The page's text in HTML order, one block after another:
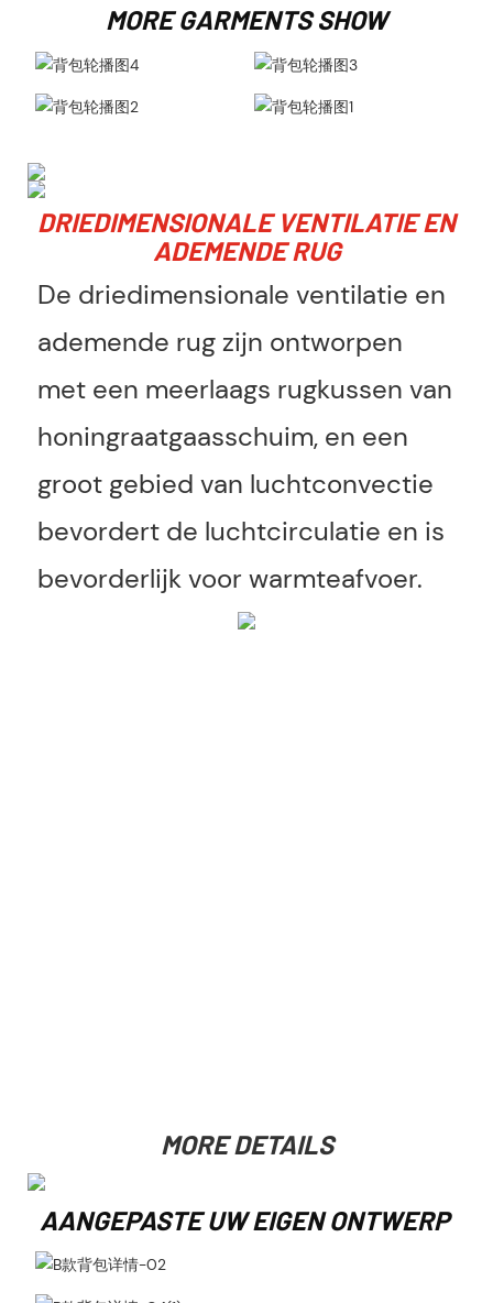
MORE GARMENTS SHOW
DRIEDIMENSIONALE VENTILATIE EN
ADEMENDE RUG
De driedimensionale ventilatie en
ademende rug zijn ontworpen
met een meerlaags rugkussen van
honingraatgaasschuim, en een
groot gebied van luchtconvectie
bevordert de luchtcirculatie en is
bevorderlijk voor warmteafvoer.
MORE DETAILS
AANGEPASTE UW EIGEN ONTWERP